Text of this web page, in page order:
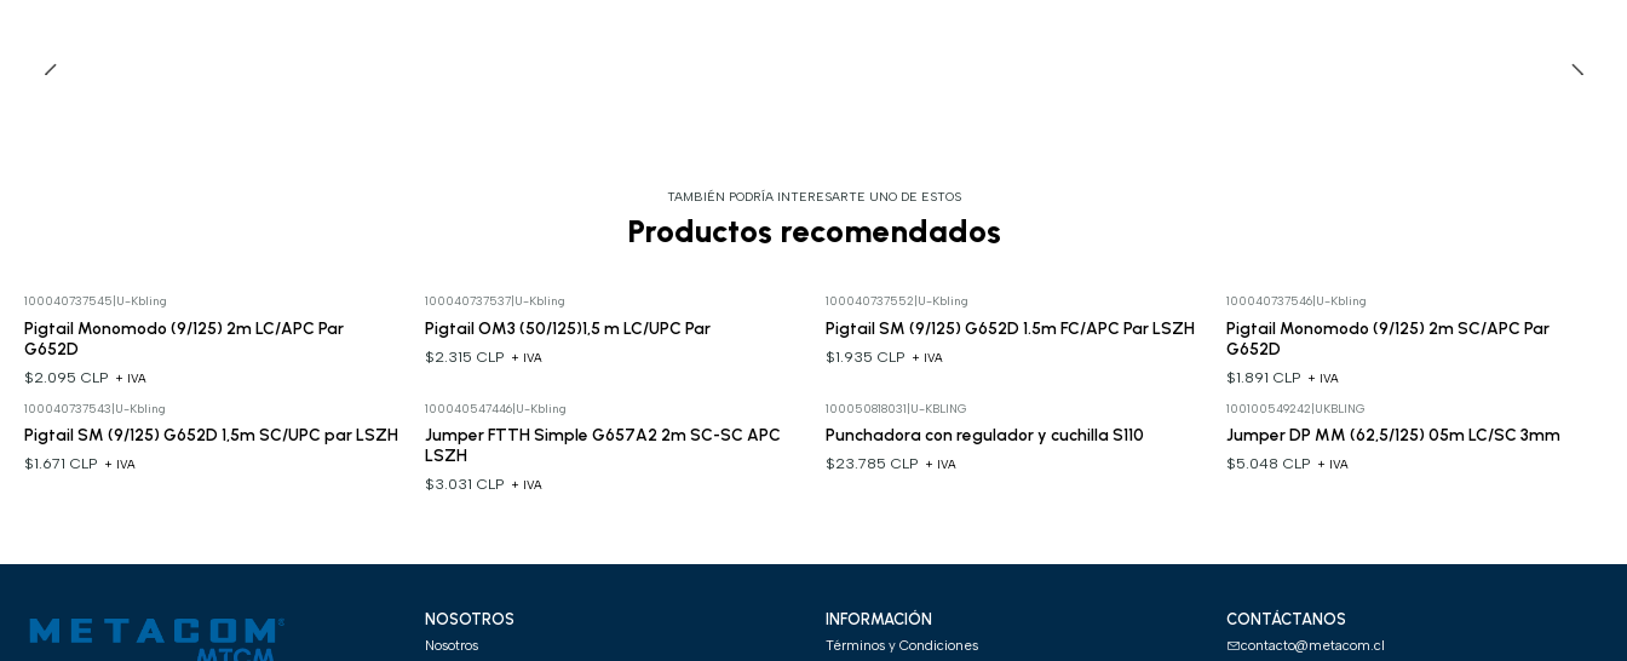
TAMBIÉN PODRÍA INTERESARTE UNO DE ESTOS
Productos recomendados
100040737545 U-Kbling
Pigtail Monomodo (9/125) 2m LC/APC Par
G652D
$2.095 CLP + IVA
100040737537| U-Kbling
Pigtail OM3 (50/125)1,5 m LC/UPC Par
$2.315 CLP + IVA
100040737552 U-Kbling
Pigtail SM (9/125) G652D 1.5m FC/APC Par LSZH
$1.935 CLP + IVA
100040737546| U-Kbling
Pigtail Monomodo (9/125) 2m SC/APC Par
G652D
$1.891 CLP + IVA
100040737543 U-Kbling
Pigtail SM (9/125) G652D 1,5m SC/UPC par LSZH
$1.671 CLP + IVA
100040547446| U-Kbling
Jumper FTTH Simple G657A2 2m SC-SC APC
LSZH
$3.031 CLP + IVA
100050818031 U-KBLING
Punchadora con regulador y cuchilla S110
$23.785 CLP + IVA
100100549242 UKBLING
Jumper DP MM (62,5/125) 05m LC/SC 3mm
$5.048 CLP + IVA
NOSOTROS
Nosotros
INFORMACIÓN
Términos y Condiciones
CONTÁCTANOS
contacto@metacom.cl